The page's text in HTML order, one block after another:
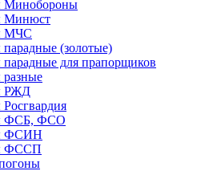
Минобороны
Минюст
МЧС
(золотые)
для прапорщиков
РЖД
ФСБ, ФСО
ФСИН
ФССП